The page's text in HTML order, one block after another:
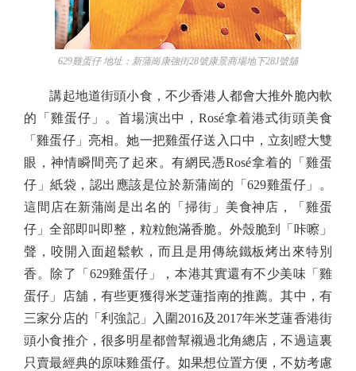
629雞蛋仔 地址：新蒲崗康強街28號康景商場地下28J號舖
講起地道街頭小食，不少香港人都會大推外脆內軟
的「雞蛋仔」。首場演出中，Rosé拿着港式街頭美食
「雞蛋仔」亮相。她一把雞蛋仔送入口中，立刻瞪大雙
眼，神情瞬間亮了起來。有網民憑Rosé拿着的「雞蛋
仔」紙袋，認出應該是位於新蒲崗的「629雞蛋仔」。
這間店在新蒲崗是出名的「掃街」美食神店，「雞蛋
仔」全部即叫即整，粒粒飽滿香脆。外殼脆到「咔嚓」
聲，咬開入面超鬆軟，而且是用傳統鐵板烤出來特別
香。除了「629雞蛋仔」，本港其實還有不少美味「雞
蛋仔」店舖，有些更獲得米芝蓮指南的推薦。其中，有
三家分店的「利強記」入圍2016及2017年米芝蓮香港街
頭小食推介，很多明星都曾幫襯過北角總店，不過這裏
只賣最經典的原味雞蛋仔。如果想位置方便，不妨考慮